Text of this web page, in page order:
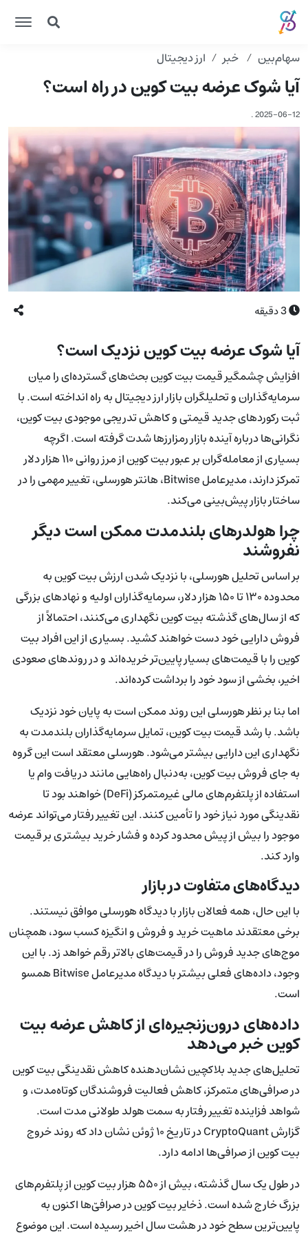
سهام‌بین خبر ارز دیجیتال
آیا شوک عرضه بیت کوین در راه است؟
2025-06-12
.
3دقیقه
آیا شوک عرضه بیت کوین نزدیک است؟
افزایش چشمگیر قیمت بیت کوین بحث‌های گسترده‌ای را میان
سرمایه‌گذاران و تحلیلگران بازار ارز دیجیتال به راه انداخته است. با
ثبت رکوردهای جدید قیمتی و کاهش تدریجی موجودی بیت کوین،
نگرانی‌ها درباره آینده بازار رمزارزها شدت گرفته است. اگرچه
بسیاری از معامله‌گران بر عبور بیت کوین از مرز روانی ۱۱۰ هزار دلار
تمرکز دارند، مدیرعامل Bitwise، هانتر هورسلی، تغییر مهمی را در
ساختار بازار پیش‌بینی می‌کند.
چرا هولدرهای بلندمدت ممکن است دیگر
نفروشند
بر اساس تحلیل هورسلی، با نزدیک شدن ارزش بیت کوین به
محدوده ۱۳۰ تا ۱۵۰ هزار دلار، سرمایه‌گذاران اولیه و نهادهای بزرگی
که از سال‌های گذشته بیت کوین نگهداری می‌کنند، احتمالاً از
فروش دارایی خود دست خواهند کشید. بسیاری از این افراد بیت
کوین را با قیمت‌های بسیار پایین‌تر خریده‌اند و در روندهای صعودی
اخیر، بخشی از سود خود را برداشت کرده‌اند.
اما بنا بر نظر هورسلی این روند ممکن است به پایان خود نزدیک
باشد. با رشد قیمت بیت کوین، تمایل سرمایه‌گذاران بلندمدت به
نگهداری این دارایی بیشتر می‌شود. هورسلی معتقد است این گروه
به ‌جای فروش بیت کوین، به‌دنبال راه‌هایی مانند دریافت وام یا
استفاده از پلتفرم‌های مالی غیرمتمرکز (DeFi) خواهند بود تا
نقدینگی مورد نیاز خود را تأمین کنند. این تغییر رفتار می‌تواند عرضه
موجود را بیش از پیش محدود کرده و فشار خرید بیشتری بر قیمت
وارد کند.
دیدگاه‌های متفاوت در بازار
با این حال، همه فعالان بازار با دیدگاه هورسلی موافق نیستند.
برخی معتقدند ماهیت خرید و فروش و انگیزه کسب سود، همچنان
موج‌های جدید فروش را در قیمت‌های بالاتر رقم خواهد زد. با این
وجود، داده‌های فعلی بیشتر با دیدگاه مدیرعامل Bitwise همسو
است.
داده‌های درون‌زنجیره‌ای از کاهش عرضه بیت
کوین خبر می‌دهد
تحلیل‌های جدید بلاکچین نشان‌دهنده کاهش نقدینگی بیت کوین
در صرافی‌های متمرکز، کاهش فعالیت فروشندگان کوتاه‌مدت، و
شواهد فزاینده تغییر رفتار به سمت هولد طولانی مدت است.
گزارش CryptoQuant در تاریخ ۱۰ ژوئن نشان داد که روند خروج
بیت کوین از صرافی‌ها ادامه دارد.
در طول یک سال گذشته، بیش از ۵۵۰ هزار بیت کوین از پلتفرم‌های
بزرگ خارج شده است. ذخایر بیت کوین در صرافی‌ّها اکنون به
پایین‌ترین سطح خود در هشت سال اخیر رسیده است. این موضوع